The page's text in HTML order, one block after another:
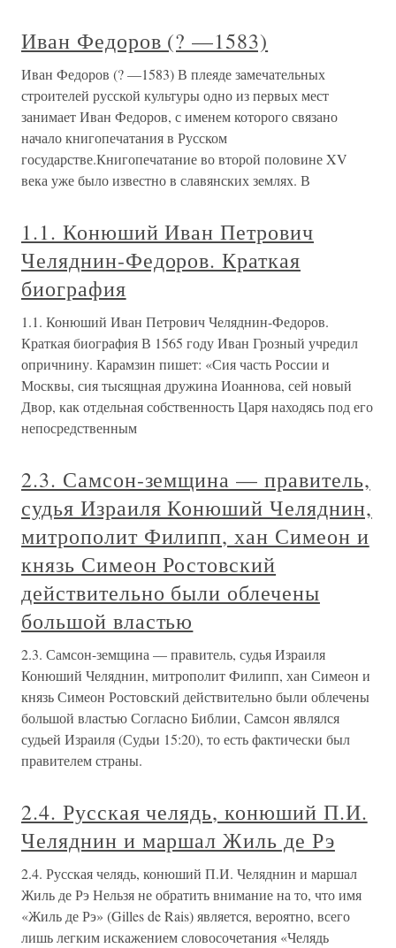
Иван Федоров (? —1583)
Иван Федоров (? —1583) В плеяде замечательных
строителей русской культуры одно из первых мест
занимает Иван Федоров, с именем которого связано
начало книгопечатания в Русском
государстве.Книгопечатание во второй половине XV
века уже было известно в славянских землях. В
1.1. Конюший Иван Петрович
Челяднин-Федоров. Краткая
биография
1.1. Конюший Иван Петрович Челяднин-Федоров.
Краткая биография В 1565 году Иван Грозный учредил
опричнину. Карамзин пишет: «Сия часть России и
Москвы, сия тысящная дружина Иоаннова, сей новый
Двор, как отдельная собственность Царя находясь под его
непосредственным
2.3. Самсон-земщина — правитель,
судья Израиля Конюший Челяднин,
митрополит Филипп, хан Симеон и
князь Симеон Ростовский
действительно были облечены
большой властью
2.3. Самсон-земщина — правитель, судья Израиля
Конюший Челяднин, митрополит Филипп, хан Симеон и
князь Симеон Ростовский действительно были облечены
большой властью Согласно Библии, Самсон являлся
судьей Израиля (Судьи 15:20), то есть фактически был
правителем страны.
2.4. Русская челядь, конюший П.И.
Челяднин и маршал Жиль де Рэ
2.4. Русская челядь, конюший П.И. Челяднин и маршал
Жиль де Рэ Нельзя не обратить внимание на то, что имя
«Жиль де Рэ» (Gilles de Rais) является, вероятно, всего
лишь легким искажением словосочетания «Челядь